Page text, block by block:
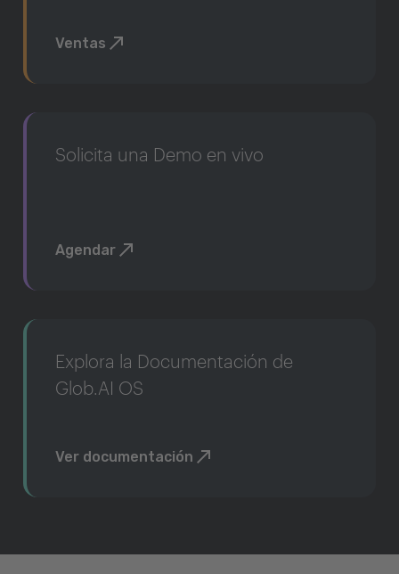
Ventas
Solicita una Demo en vivo
Agendar
Explora la Documentación de
Glob.AI OS
Ver documentación